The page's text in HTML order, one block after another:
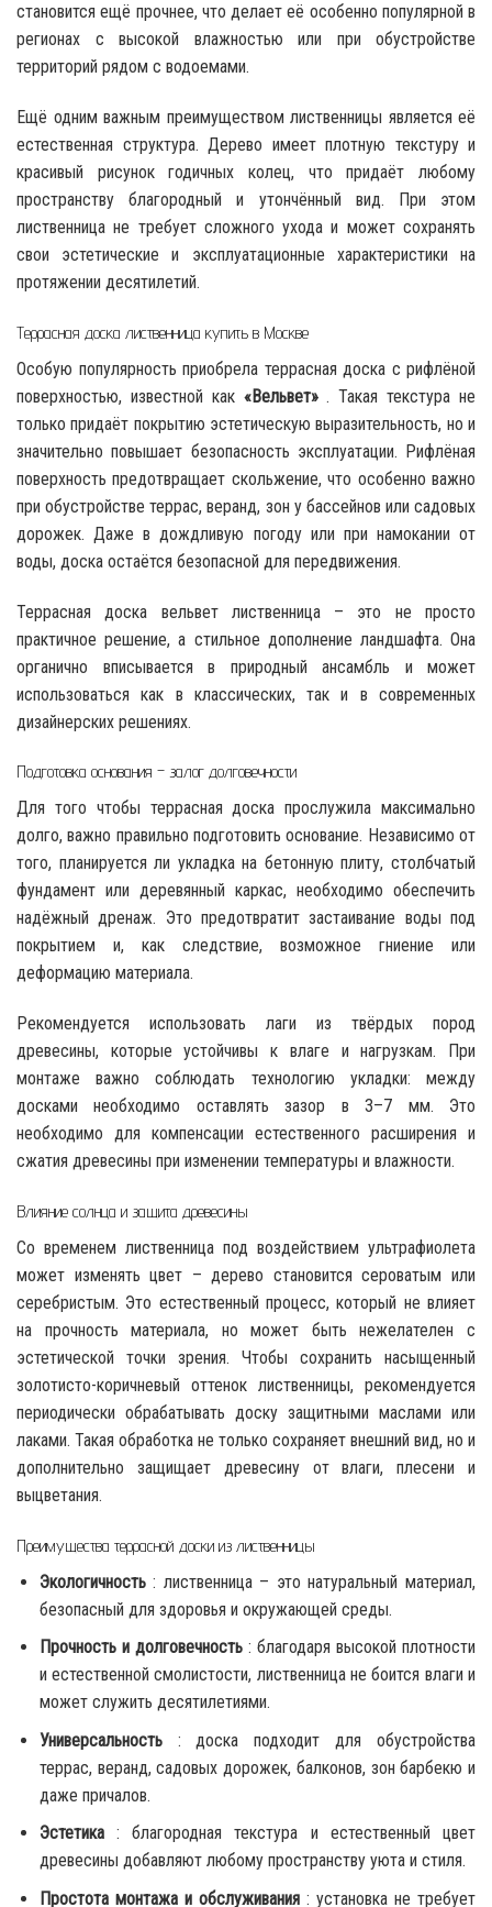
становится ещё прочнее, что делает её особенно популярной в
регионах с высокой влажностью или при обустройстве
территорий рядом с водоемами.
Ещё одним важным преимуществом лиственницы является её
естественная структура. Дерево имеет плотную текстуру и
красивый рисунок годичных колец, что придаёт любому
пространству благородный и утончённый вид. При этом
лиственница не требует сложного ухода и может сохранять
свои эстетические и эксплуатационные характеристики на
протяжении десятилетий.
Террасная доска лиственница купить в Москве
Особую популярность приобрела террасная доска с рифлёной
поверхностью, известной как «Вельвет» . Такая текстура не
только придаёт покрытию эстетическую выразительность, но и
значительно повышает безопасность эксплуатации. Рифлёная
поверхность предотвращает скольжение, что особенно важно
при обустройстве террас, веранд, зон у бассейнов или садовых
дорожек. Даже в дождливую погоду или при намокании от
воды, доска остаётся безопасной для передвижения.
Террасная доска вельвет лиственница – это не просто
практичное решение, а стильное дополнение ландшафта. Она
органично вписывается в природный ансамбль и может
использоваться как в классических, так и в современных
дизайнерских решениях.
Подготовка основания – залог долговечности
Для того чтобы террасная доска прослужила максимально
долго, важно правильно подготовить основание. Независимо от
того, планируется ли укладка на бетонную плиту, столбчатый
фундамент или деревянный каркас, необходимо обеспечить
надёжный дренаж. Это предотвратит застаивание воды под
покрытием и, как следствие, возможное гниение или
деформацию материала.
Рекомендуется использовать лаги из твёрдых пород
древесины, которые устойчивы к влаге и нагрузкам. При
монтаже важно соблюдать технологию укладки: между
досками необходимо оставлять зазор в 3–7 мм. Это
необходимо для компенсации естественного расширения и
сжатия древесины при изменении температуры и влажности.
Влияние солнца и защита древесины
Со временем лиственница под воздействием ультрафиолета
может изменять цвет – дерево становится сероватым или
серебристым. Это естественный процесс, который не влияет
на прочность материала, но может быть нежелателен с
эстетической точки зрения. Чтобы сохранить насыщенный
золотисто-коричневый оттенок лиственницы, рекомендуется
периодически обрабатывать доску защитными маслами или
лаками. Такая обработка не только сохраняет внешний вид, но и
дополнительно защищает древесину от влаги, плесени и
выцветания.
Преимущества террасной доски из лиственницы
Экологичность: лиственница – это натуральный материал,
безопасный для здоровья и окружающей среды.
Прочность и долговечность : благодаря высокой плотности
и естественной смолистости, лиственница не боится влаги и
может служить десятилетиями.
Универсальность : доска подходит для обустройства
террас, веранд, садовых дорожек, балконов, зон барбекю и
даже причалов.
Эстетика : благородная текстура и естественный цвет
древесины добавляют любому пространству уюта и стиля.
Простота монтажа и обслуживания : установка не требует